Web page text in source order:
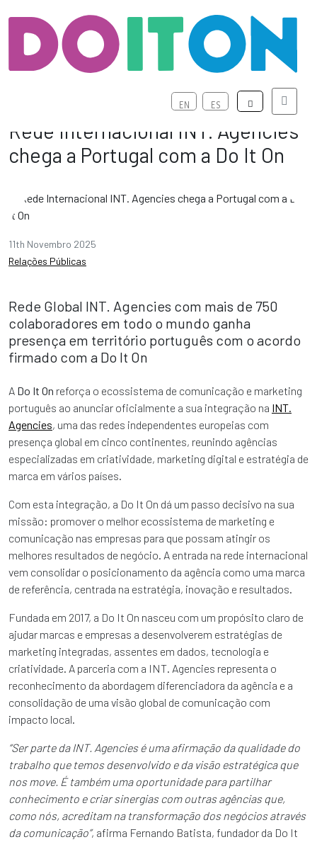
EN ES
Rede Internacional INT. Agencies
chega a Portugal com a Do It On
11th Novembro 2025
Relações Públicas
Rede Global INT. Agencies com mais de 750
colaboradores em todo o mundo ganha
presença em território português com o acordo
firmado com a Do It On
A Do It On reforça o ecossistema de comunicação e marketing
português ao anunciar oficialmente a sua integração na INT.
Agencies, uma das redes independentes europeias com
presença global em cinco continentes, reunindo agências
especializadas em criatividade, marketing digital e estratégia de
marca em vários países.
Com esta integração, a Do It On dá um passo decisivo na sua
missão: promover o melhor ecossistema de marketing e
comunicação nas empresas para que possam atingir os
melhores resultados de negócio. A entrada na rede internacional
vem consolidar o posicionamento da agência como uma marca
de referência, centrada na estratégia, inovação e resultados.
Fundada em 2017, a Do It On nasceu com um propósito claro de
ajudar marcas e empresas a desenvolverem estratégias de
marketing integradas, assentes em dados, tecnologia e
criatividade. A parceria com a INT. Agencies representa o
reconhecimento da abordagem diferenciadora da agência e a
consolidação de uma visão global de comunicação com
impacto local.
“Ser parte da INT. Agencies é uma afirmação da qualidade do
trabalho que temos desenvolvido e da visão estratégica que
nos move. É também uma oportunidade para partilhar
conhecimento e criar sinergias com outras agências que,
como nós, acreditam na transformação dos negócios através
da comunicação”, afirma Fernando Batista, fundador da Do It